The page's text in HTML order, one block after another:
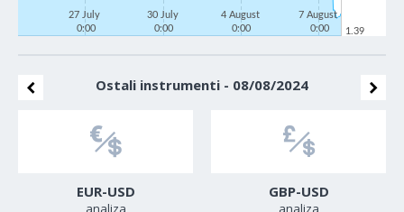
27 July
0:00
30 July
0:00
4 August
0:00
7 August
0:00
1.39
Ostali instrumenti - 08/08/2024
EUR-USD
analiza
GBP-USD
analiza